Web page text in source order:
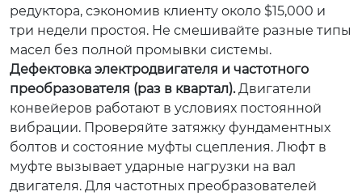
редуктора, сэкономив клиенту около $15,000 и
три недели простоя. Не смешивайте разные типы
масел без полной промывки системы.
Дефектовка электродвигателя и частотного
преобразователя (раз в квартал).Двигатели
конвейеров работают в условиях постоянной
вибрации. Проверяйте затяжку фундаментных
болтов и состояние муфты сцепления. Люфт в
муфте вызывает ударные нагрузки на вал
двигателя. Для частотных преобразователей